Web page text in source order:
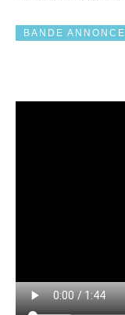
BANDE ANNONCE